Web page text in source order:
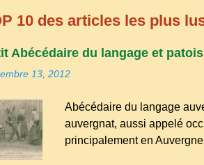
10 des articles les plus
Abécédaire du langage et
13, 2012
Abécédaire du langage
auvergnat, aussi appelé
principalement en